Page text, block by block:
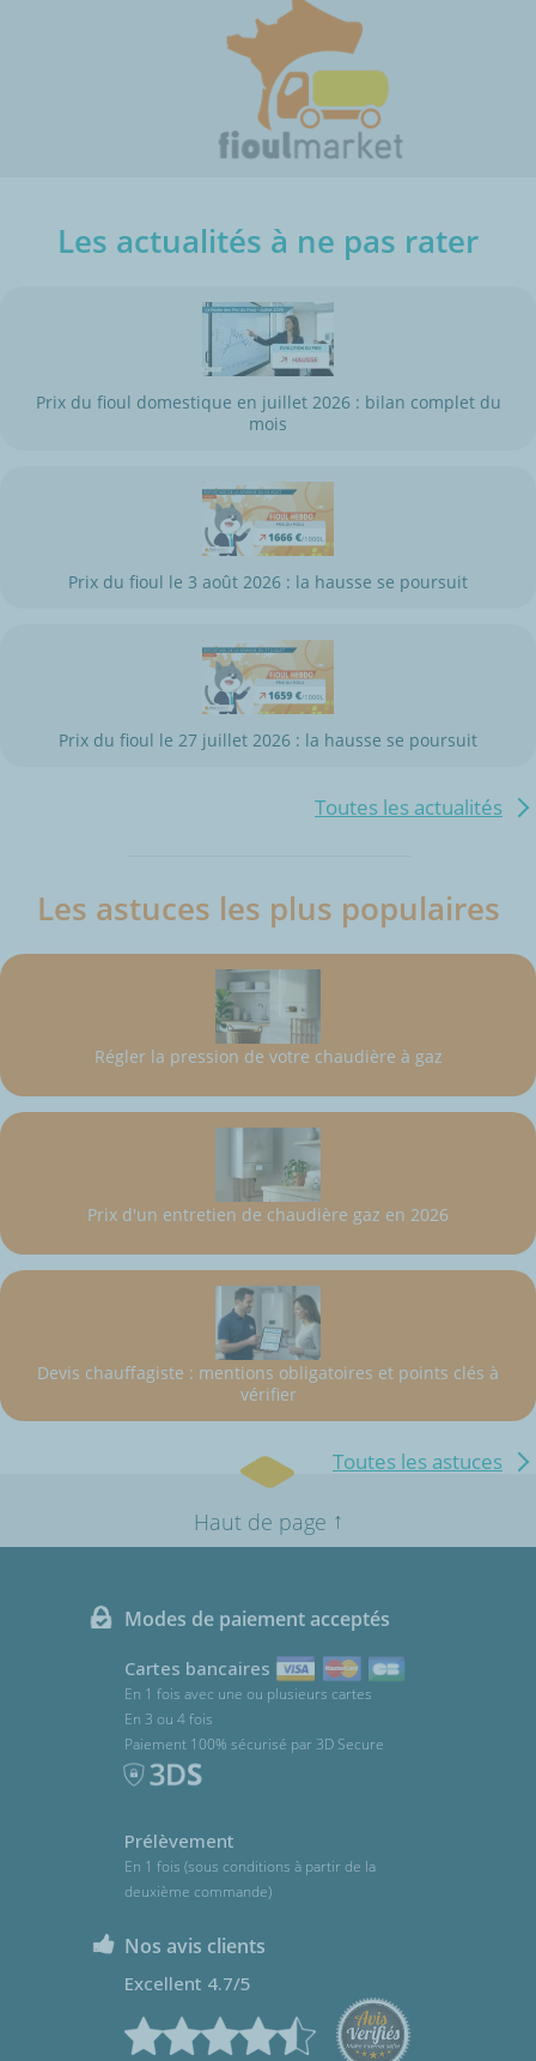
Les actualités à ne pas rater
Prix du fioul domestique en juillet 2026 : bilan complet du
mois
Prix du fioul le 3 août 2026 : la hausse se poursuit
Prix du fioul le 27 juillet 2026 : la hausse se poursuit
Toutes les actualités
Les astuces les plus populaires
Régler la pression de votre chaudière à gaz
Prix d'un entretien de chaudière gaz en 2026
Devis chauffagiste : mentions obligatoires et points clés à
vérifier
Toutes les astuces
Haut de page ↑
Modes de paiement acceptés
Cartes bancaires
En 1 fois avec une ou plusieurs cartes
En 3 ou 4 fois
Paiement 100% sécurisé par 3D Secure
Prélèvement
En 1 fois (sous conditions à partir de la
deuxième commande)
Nos avis clients
Excellent 4.7/5